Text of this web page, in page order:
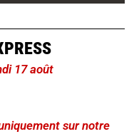
17 août
sur notre